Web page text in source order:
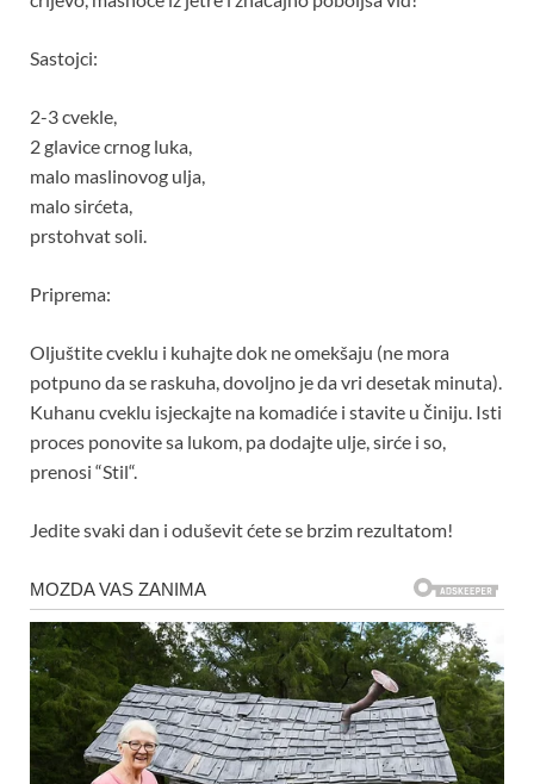
Sastojci:
2-3 cvekle,
2 glavice crnog luka,
malo maslinovog ulja,
malo sirćeta,
prstohvat soli.
Priprema:
Oljuštite cveklu i kuhajte dok ne omekšaju (ne mora
potpuno da se raskuha, dovoljno je da vri desetak minuta).
Kuhanu cveklu isjeckajte na komadiće i stavite u činiju. Isti
proces ponovite sa lukom, pa dodajte ulje, sirće i so,
prenosi “Stil“.
Jedite svaki dan i oduševit ćete se brzim rezultatom!